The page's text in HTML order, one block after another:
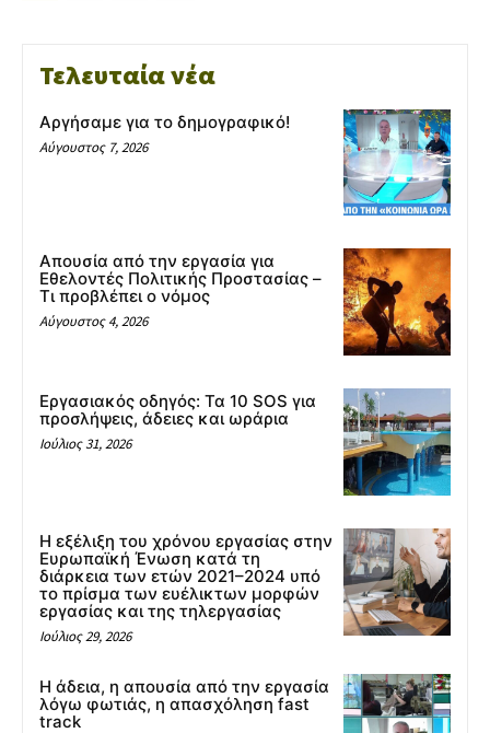
Τελευταία νέα
Αργήσαμε για το δημογραφικό!
Αύγουστος 7, 2026
Απουσία από την εργασία για
Εθελοντές Πολιτικής Προστασίας –
Τι προβλέπει ο νόμος
Αύγουστος 4, 2026
Εργασιακός οδηγός: Τα 10 SOS για
προσλήψεις, άδειες και ωράρια
Ιούλιος 31, 2026
Η εξέλιξη του χρόνου εργασίας στην
Ευρωπαϊκή Ένωση κατά τη
διάρκεια των ετών 2021–2024 υπό
το πρίσμα των ευέλικτων μορφών
εργασίας και της τηλεργασίας
Ιούλιος 29, 2026
Η άδεια, η απουσία από την εργασία
λόγω φωτιάς, η απασχόληση fast
track